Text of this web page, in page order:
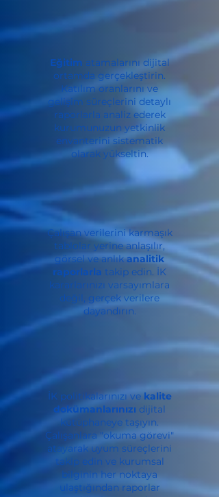
Eğitim atamalarını dijital
ortamda gerçekleştirin.
Katılım oranlarını ve
gelişim süreçlerini detaylı
raporlarla analiz ederek
kurumunuzun yetkinlik
envanterini sistematik
olarak yükseltin.
Çalışan verilerini karmaşık
tablolar yerine anlaşılır,
görsel ve anlıkanalitik
raporlarla takip edin. İK
kararlarınızı varsayımlara
değil, gerçek verilere
dayandırın.
İK politikalarınızı vekalite
dokümanlarınızı dijital
kütüphaneye taşıyın.
Çalışanlara "okuma görevi"
atayarak uyum süreçlerini
takip edin ve kurumsal
bilginin her noktaya
ulaştığından raporlar